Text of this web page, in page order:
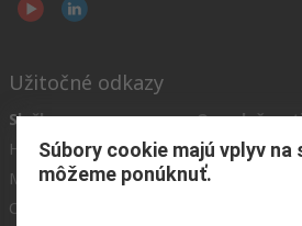
Užitočné odkazy
Služby
História objednávok
Možnosti platby
Objednávanie
O
Celosvetovo
ESG
Súbory cookie majú vplyv
môžeme ponúknuť.